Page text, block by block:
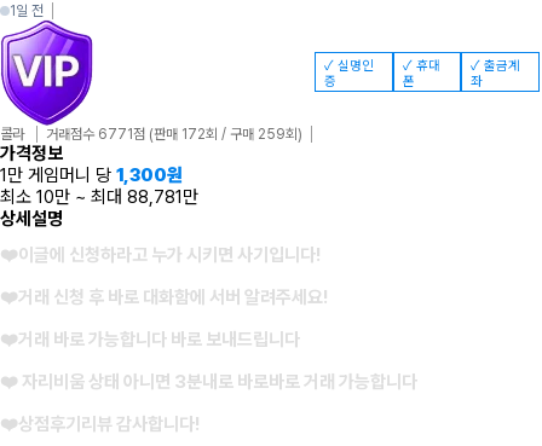
1일 전
콜라 거래점수 6771점 (판매 172회 / 구매 259회)
✓ 실명인
증
✓ 휴대
폰
✓ 출금계
좌
가격정보
1만 게임머니 당 1,300원
최소 10만 ~ 최대 88,781만
상세설명
❤️이글에 신청하라고 누가 시키면 사기입니다!
❤️거래 신청 후 바로 대화함에 서버 알려주세요!
❤️거래 바로 가능합니다 바로 보내드립니다
❤️ 자리비움 상태 아니면 3분내로 바로바로 거래 가능합니다
❤️상점후기리뷰 감사합니다!